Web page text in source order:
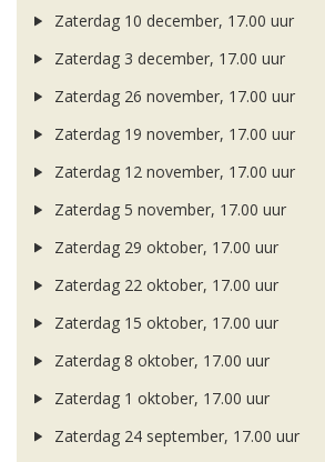
Zaterdag 10 december, 17.00 uur
Zaterdag 3 december, 17.00 uur
Zaterdag 26 november, 17.00 uur
Zaterdag 19 november, 17.00 uur
Zaterdag 12 november, 17.00 uur
Zaterdag 5 november, 17.00 uur
Zaterdag 29 oktober, 17.00 uur
Zaterdag 22 oktober, 17.00 uur
Zaterdag 15 oktober, 17.00 uur
Zaterdag 8 oktober, 17.00 uur
Zaterdag 1 oktober, 17.00 uur
Zaterdag 24 september, 17.00 uur